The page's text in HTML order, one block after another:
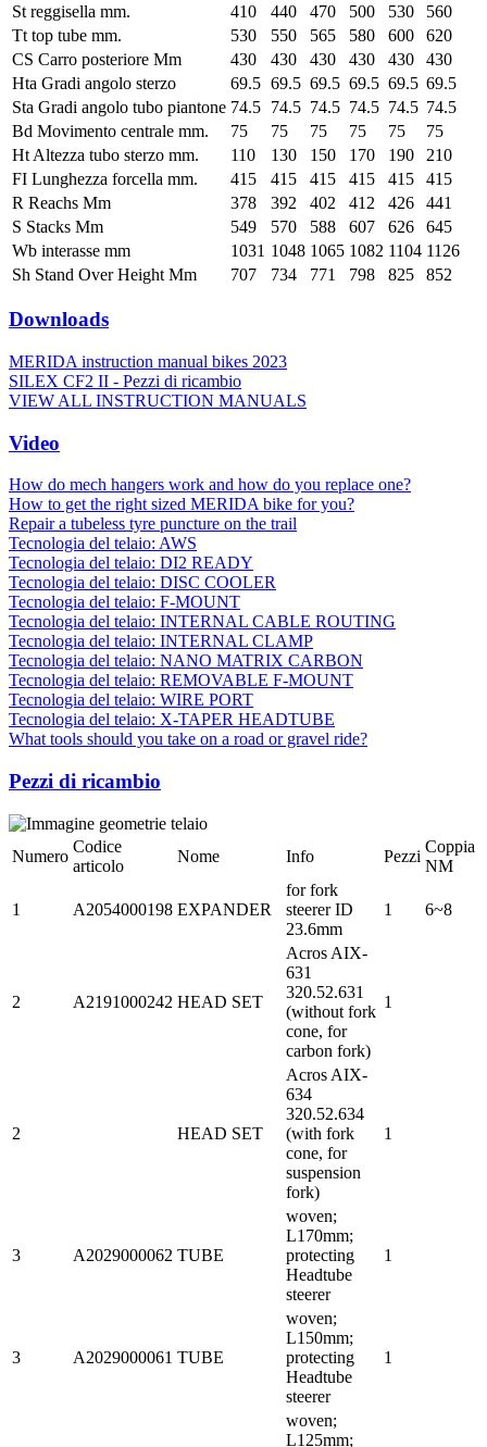
St reggisella mm.
410 440 470 500 530
560
Tt top tube mm.
530 550 565 580 600
620
CS Carro posteriore Mm
430 430 430 430 430
430
Hta Gradi angolo sterzo
69.5 69.5 69.5 69.5 69.5 69.5
Sta Gradi angolo tubo piantone 74.5 74.5 74.5 74.5 74.5 74.5
Bd Movimento centrale mm.
75 75 75 75 75
75
Ht Altezza tubo sterzo mm.
110 130 150 170 190
210
FI Lunghezza forcella mm.
415 415 415 415 415
415
R Reachs Mm
378 392 402 412 426
441
S Stacks Mm
549 570 588 607 626
645
Wb interasse mm
1031 1048 1065 1082 1104 1126
Sh Stand Over Height Mm
707 734 771 798 825 852
Downloads
MERIDA instruction manual bikes 2023
SILEX CF2 II - Pezzi di ricambio
VIEW ALL INSTRUCTION MANUALS
Video
How do mech hangers work and how do you replace one?
How to get the right sized MERIDA bike for you?
Repair a tubeless tyre puncture on the trail
Tecnologia del telaio: AWS
Tecnologia del telaio: DI2 READY
Tecnologia del telaio: DISC COOLER
Tecnologia del telaio: F-MOUNT
Tecnologia del telaio: INTERNAL CABLE ROUTING
Tecnologia del telaio: INTERNAL CLAMP
Tecnologia del telaio: NANO MATRIX CARBON
Tecnologia del telaio: REMOVABLE F-MOUNT
Tecnologia del telaio: WIRE PORT
Tecnologia del telaio: X-TAPER HEADTUBE
What tools should you take on a road or gravel ride?
Pezzi di ricambio
Numero
Codice
articolo
Nome Info Pezzi
Coppia
NM
1 A2054000198 EXPANDER
for fork
steerer ID
23.6mm
1 6~8
2 A2191000242 HEAD SET
Acros AIX-
631
320.52.631
(without fork
cone, for
carbon fork)
1
2 HEAD SET
Acros AIX-
634
320.52.634
(with fork
cone, for
suspension
fork)
1
3 A2029000062 TUBE
woven;
L170mm;
protecting
Headtube
steerer
1
3 A2029000061 TUBE
woven;
L150mm;
protecting
Headtube
steerer
1
woven;
L125mm;